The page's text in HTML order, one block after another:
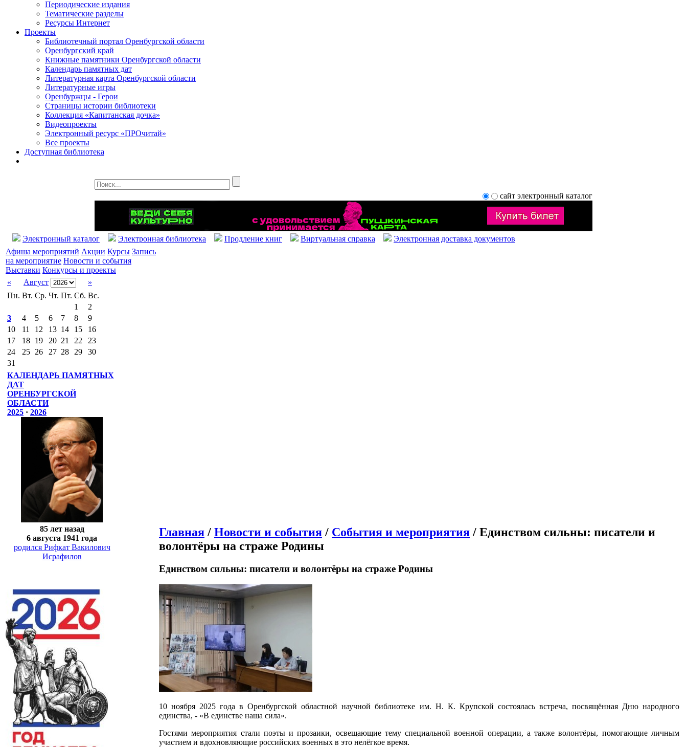
Периодические издания
Тематические разделы
Ресурсы Интернет
Проекты
Библиотечный портал Оренбургской области
Оренбургский край
Книжные памятники Оренбургской области
Календарь памятных дат
Литературная карта Оренбургской области
Литературные игры
Оренбуржцы - Герои
Страницы истории библиотеки
Коллекция «Капитанская дочка»
Видеопроекты
Электронный ресурс «ПРОчитай»
Все проекты
Доступная библиотека
сайт электронный каталог
Электронный каталог Электронная библиотека Продление книг Виртуальная справка
Электронная доставка документов
Афиша мероприятий Акции Курсы Запись
на мероприятие Новости и события
Выставки Конкурсы и проекты
«
Август
»
Пн. Вт. Ср. Чт. Пт. Сб. Вс.
1
2
3
4 5 6 7 8
9
10
11 12 13 14 15
16
17
18 19 20 21 22
23
24
25 26 27 28 29
30
31
КАЛЕНДАРЬ ПАМЯТНЫХ
ДАТ
ОРЕНБУРГСКОЙ
ОБЛАСТИ
2025 · 2026
85 лет назад
6 августа 1941 года
родился Рифкат Вакилович
Исрафилов
Главная / Новости и события / События и мероприятия / Единством сильны: писатели и
волонтёры на страже Родины
Единством сильны: писатели и волонтёры на страже Родины
10 ноября 2025 года в Оренбургской областной научной библиотеке им. Н. К. Крупской состоялась встреча, посвящённая Дню народного
единства, - «В единстве наша сила».
Гостями мероприятия стали поэты и прозаики, освещающие тему специальной военной операции, а также волонтёры, помогающие личным
участием и вдохновляющие российских военных в это нелёгкое время.